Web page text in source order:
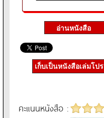
เก็บเป็นหนังสือเล่มโป
คะแนนหนังสือ :